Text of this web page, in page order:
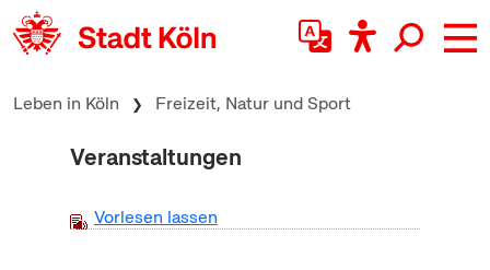
zum Inhalt springen
Leben in Köln Freizeit, Natur und Sport
Veranstaltungen
Vorlesen lassen